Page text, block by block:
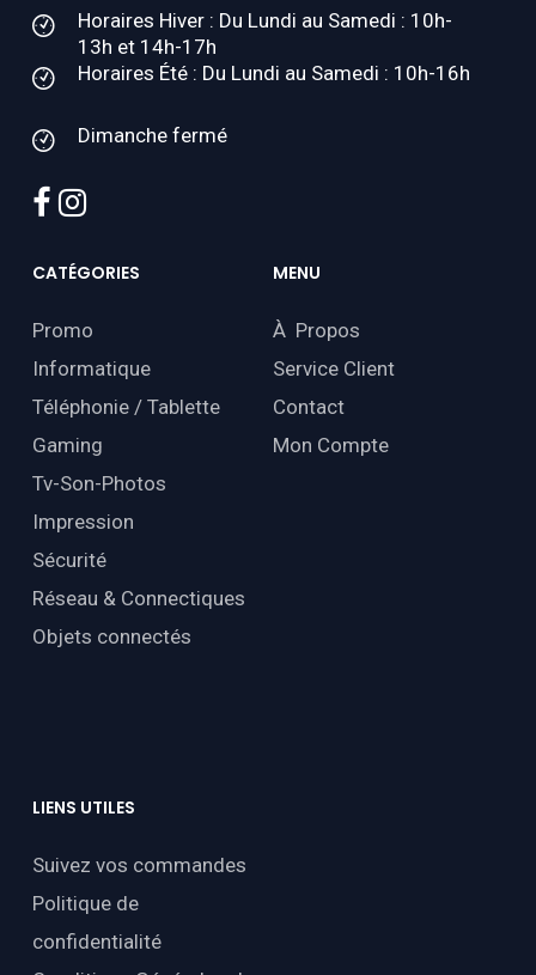
Horaires Hiver : Du Lundi au Samedi : 10h-
13h et 14h-17h
Horaires Été : Du Lundi au Samedi : 10h-16h
Dimanche fermé
facebook
instagram
CATÉGORIES
Promo
Informatique
Téléphonie / Tablette
Gaming
Tv-Son-Photos
Impression
Sécurité
Réseau & Connectiques
Objets connectés
MENU
À Propos
Service Client
Contact
Mon Compte
LIENS UTILES
Suivez vos commandes
Politique de
confidentialité